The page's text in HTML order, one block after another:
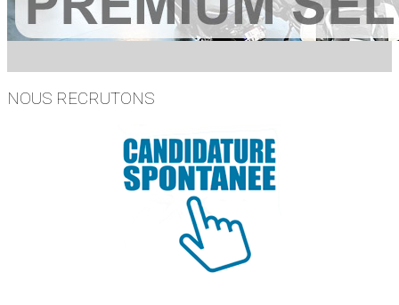
NOUS RECRUTONS